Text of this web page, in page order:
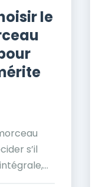
le
s’il